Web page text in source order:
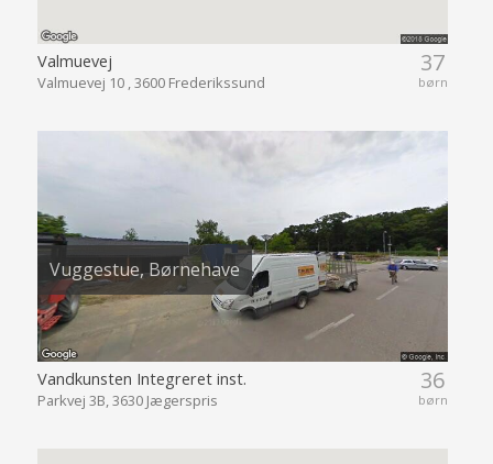
37
børn
Valmuevej
Valmuevej 10 , 3600 Frederikssund
Vuggestue, Børnehave
36
børn
Vandkunsten Integreret inst.
Parkvej 3B, 3630 Jægerspris